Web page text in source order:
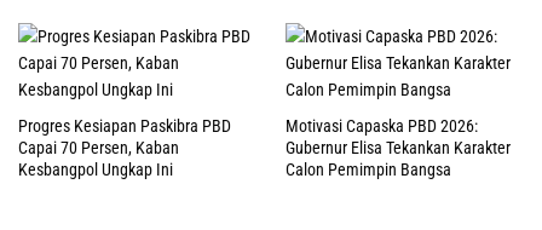
Progres Kesiapan Paskibra PBD
Capai 70 Persen, Kaban
Kesbangpol Ungkap Ini
Motivasi Capaska PBD 2026:
Gubernur Elisa Tekankan Karakter
Calon Pemimpin Bangsa